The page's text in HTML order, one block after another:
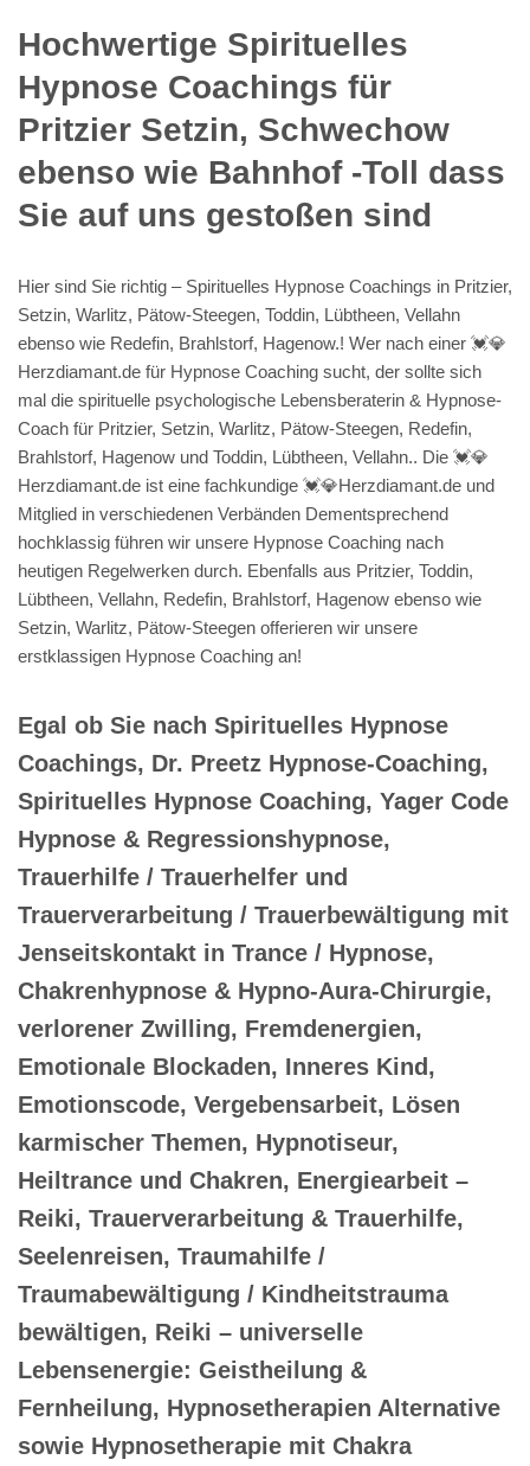
Hochwertige Spirituelles
Hypnose Coachings für
Pritzier Setzin, Schwechow
ebenso wie Bahnhof -Toll dass
Sie auf uns gestoßen sind
Hier sind Sie richtig – Spirituelles Hypnose Coachings in Pritzier,
Setzin, Warlitz, Pätow-Steegen, Toddin, Lübtheen, Vellahn
ebenso wie Redefin, Brahlstorf, Hagenow.! Wer nach einer 💓️💎
Herzdiamant.de für Hypnose Coaching sucht, der sollte sich
mal die spirituelle psychologische Lebensberaterin & Hypnose-
Coach für Pritzier, Setzin, Warlitz, Pätow-Steegen, Redefin,
Brahlstorf, Hagenow und Toddin, Lübtheen, Vellahn.. Die 💓️💎
Herzdiamant.de ist eine fachkundige 💓️💎Herzdiamant.de und
Mitglied in verschiedenen Verbänden Dementsprechend
hochklassig führen wir unsere Hypnose Coaching nach
heutigen Regelwerken durch. Ebenfalls aus Pritzier, Toddin,
Lübtheen, Vellahn, Redefin, Brahlstorf, Hagenow ebenso wie
Setzin, Warlitz, Pätow-Steegen offerieren wir unsere
erstklassigen Hypnose Coaching an!
Egal ob Sie nach Spirituelles Hypnose
Coachings, Dr. Preetz Hypnose-Coaching,
Spirituelles Hypnose Coaching, Yager Code
Hypnose & Regressionshypnose,
Trauerhilfe / Trauerhelfer und
Trauerverarbeitung / Trauerbewältigung mit
Jenseitskontakt in Trance / Hypnose,
Chakrenhypnose & Hypno-Aura-Chirurgie,
verlorener Zwilling, Fremdenergien,
Emotionale Blockaden, Inneres Kind,
Emotionscode, Vergebensarbeit, Lösen
karmischer Themen, Hypnotiseur,
Heiltrance und Chakren, Energiearbeit –
Reiki, Trauerverarbeitung & Trauerhilfe,
Seelenreisen, Traumahilfe /
Traumabewältigung / Kindheitstrauma
bewältigen, Reiki – universelle
Lebensenergie: Geistheilung &
Fernheilung, Hypnosetherapien Alternative
sowie Hypnosetherapie mit Chakra